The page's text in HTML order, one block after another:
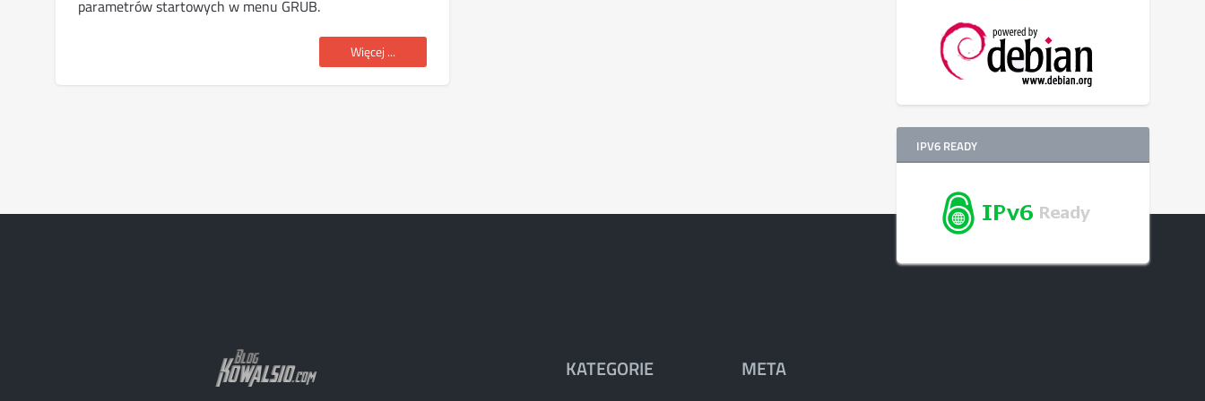
parametrów startowych w menu GRUB.
Więcej ...
IPV6 READY
KATEGORIE META